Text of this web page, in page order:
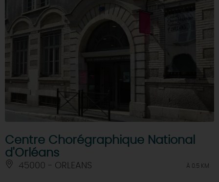
Centre Chorégraphique National
d'Orléans
45000 - ORLEANS À 0.5 KM